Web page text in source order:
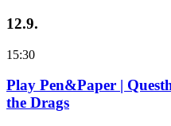
12.9.
15:30
Play Pen&Paper |
the Drags